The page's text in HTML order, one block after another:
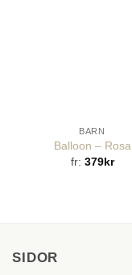
BARN
Balloon – Rosa
fr: 379kr
SIDOR